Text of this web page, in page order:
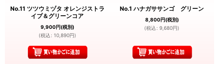
No.11 ツツウミヅタ オレンジストラ
イプ＆グリーンコア
9,900円(税別)
(税込 : 10,890円)
No.1 ハナガササンゴ グリーン
8,800円(税別)
(税込 : 9,680円)